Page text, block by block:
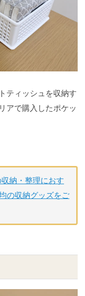
ティッシュを収納す
アで購入したポケッ
納・整理におす
の収納グッズをご